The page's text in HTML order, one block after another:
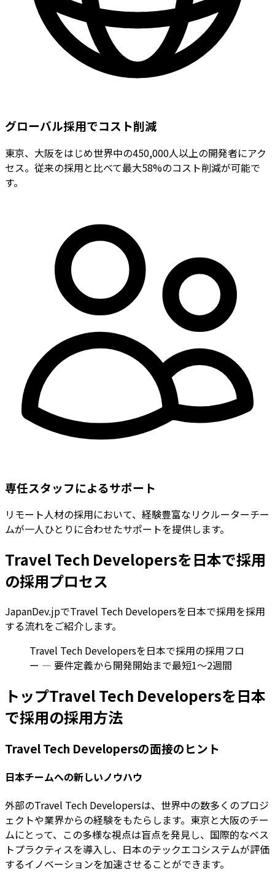
グローバル採用でコスト削減
東京、大阪をはじめ世界中の450,000人以上の開発者にアク
セス。従来の採用と比べて最大58%のコスト削減が可能で
す。
専任スタッフによるサポート
リモート人材の採用において、経験豊富なリクルーターチー
ムが一人ひとりに合わせたサポートを提供します。
Travel Tech Developersを日本で採用
の採用プロセス
JapanDev.jpでTravel Tech Developersを日本で採用を採用
する流れをご紹介します。
Travel Tech Developersを日本で採用の採用フロ
ー — 要件定義から開発開始まで最短1〜2週間
トップTravel Tech Developersを日本
で採用の採用方法
Travel Tech Developersの面接のヒント
日本チームへの新しいノウハウ
外部のTravel Tech Developersは、世界中の数多くのプロジ
ェクトや業界からの経験をもたらします。東京と大阪のチー
ムにとって、この多様な視点は盲点を発見し、国際的なベス
トプラクティスを導入し、日本のテックエコシステムが評価
するイノベーションを加速させることができます。